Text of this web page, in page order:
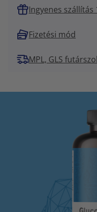
Ingyenes szállítás
Fizetési mód
MPL, GLS